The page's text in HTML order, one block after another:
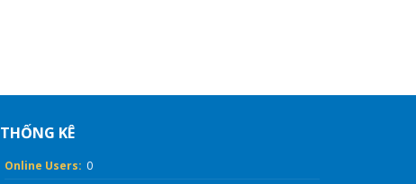
THỐNG KÊ
Online Users: 0